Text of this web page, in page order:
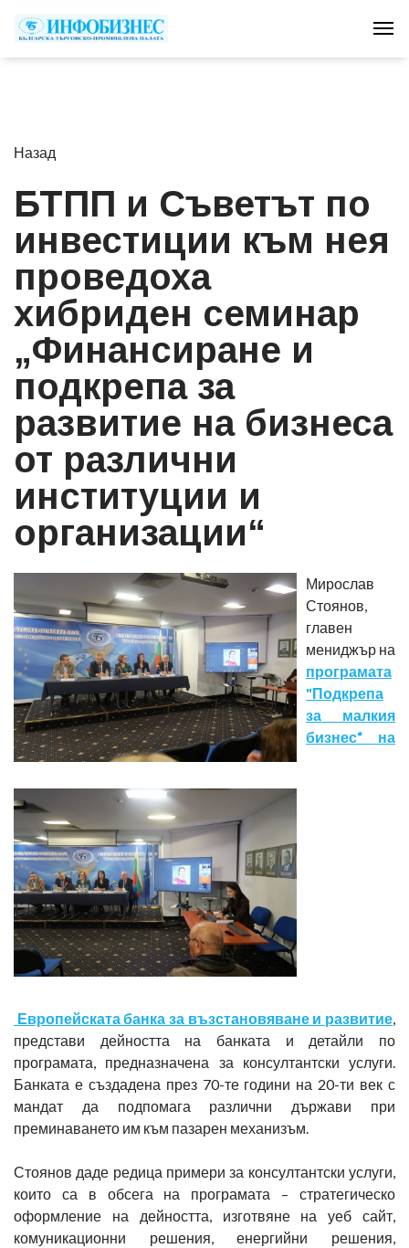
Назад
БТПП и Съветът по
инвестиции към нея
проведоха
хибриден семинар
„Финансиране и
подкрепа за
развитие на бизнеса
от различни
институции и
организации“
Мирослав
Стоянов,
главен
мениджър на
програмата
"Подкрепа
за малкия
бизнес“ на
Европейската банка за възстановяване и развитие,
представи дейността на банката и детайли по
програмата, предназначена за консултантски услуги.
Банката е създадена през 70-те години на 20-ти век с
мандат да подпомага различни държави при
преминаването им към пазарен механизъм.
Стоянов даде редица примери за консултантски услуги,
които са в обсега на програмата – стратегическо
оформление на дейността, изготвяне на уеб сайт,
комуникационни решения, енергийни решения,